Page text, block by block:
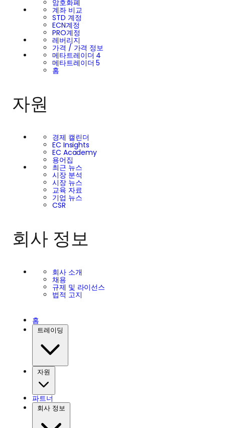
암호화폐
계좌 비교
STD 계정
ECN계정
PRO계정
레버리지
가격 / 가격 정보
메타트레이더 4
메타트레이더 5
홈
자원
경제 캘린더
EC Insights
EC Academy
용어집
최근 뉴스
시장 분석
시장 뉴스
교육 자료
기업 뉴스
CSR
회사 정보
회사 소개
채용
규제 및 라이선스
법적 고지
홈
트레이딩
자원
파트너
회사 정보